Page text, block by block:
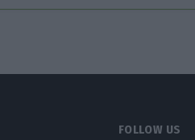
FOLLOW US